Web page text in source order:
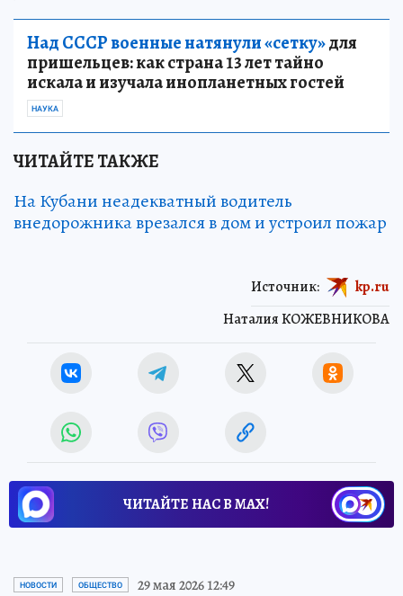
Над СССР военные натянули «сетку»для
пришельцев: как страна 13 лет тайно
искала и изучала инопланетных гостей
НАУКА
ЧИТАЙТЕ ТАКЖЕ
На Кубани неадекватный водитель
внедорожника врезался в дом и устроил пожар
Наталия КОЖЕВНИКОВА
Источник: kp.ru
ЧИТАЙТЕ НАС В МАХ!
НОВОСТИ ОБЩЕСТВО 29 мая 2026 12:49